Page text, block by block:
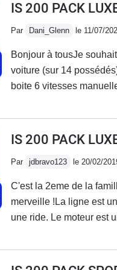
IS 200 PACK
Par Dani_Glenn le 11/07/
Bonjour à tousJe
voiture (sur 14
boite 6 vitesses
à une conduite cool et
un peu plus de 9 ans
aucun soucis et un
160 000 km, ce qui
dirai : la fiabilité
moteur et sièges
consommation un peu
IS 200 PACK
Par jdbravo123 le 20/02/
C'est la 2eme de la
merveille !La ligne est
une ride. Le moteur est
accouplé à une boîte
douce, rapide, bien